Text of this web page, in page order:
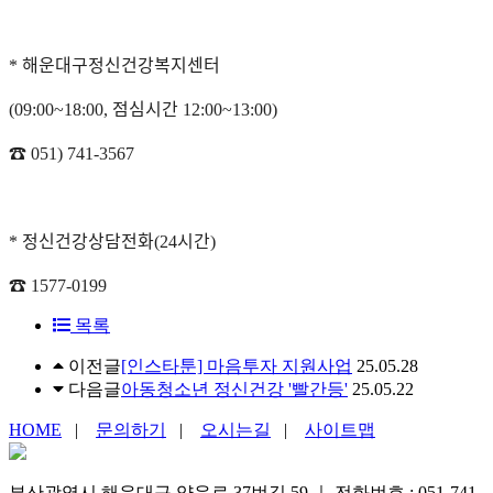
* 해운대구정신건강복지센터
(09:00~18:00, 점심시간 12:00~13:00)
☎ 051) 741-3567
* 정신건강상담전화(24시간)
☎ 1577-0199
목록
이전글[인스타툰] 마음투자 지원사업 25.05.28
다음글아동청소년 정신건강 '빨간등' 25.05.22
HOME | 문의하기 | 오시는길 | 사이트맵